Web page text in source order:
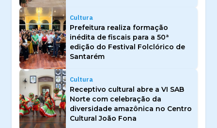
Cultura
Prefeitura realiza formação
inédita de fiscais para a 50ª
edição do Festival Folclórico de
Santarém
Cultura
Receptivo cultural abre a VI SAB
Norte com celebração da
diversidade amazônica no Centro
Cultural João Fona